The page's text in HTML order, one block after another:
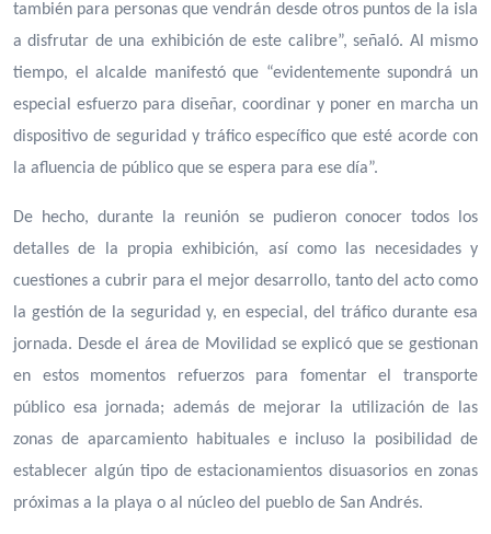
también para personas que vendrán desde otros puntos de la isla
a disfrutar de una exhibición de este calibre”, señaló. Al mismo
tiempo, el alcalde manifestó que “evidentemente supondrá un
especial esfuerzo para diseñar, coordinar y poner en marcha un
dispositivo de seguridad y tráfico específico que esté acorde con
la afluencia de público que se espera para ese día”.
De hecho, durante la reunión se pudieron conocer todos los
detalles de la propia exhibición, así como las necesidades y
cuestiones a cubrir para el mejor desarrollo, tanto del acto como
la gestión de la seguridad y, en especial, del tráfico durante esa
jornada. Desde el área de Movilidad se explicó que se gestionan
en estos momentos refuerzos para fomentar el transporte
público esa jornada; además de mejorar la utilización de las
zonas de aparcamiento habituales e incluso la posibilidad de
establecer algún tipo de estacionamientos disuasorios en zonas
próximas a la playa o al núcleo del pueblo de San Andrés.